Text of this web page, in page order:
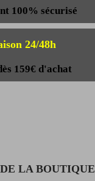
100% sécurisé
24/48h
159€ d'achat
LA BOUTIQUE